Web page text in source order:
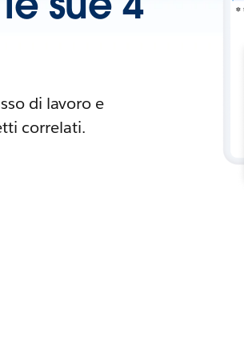
di lavoro e
correlati.